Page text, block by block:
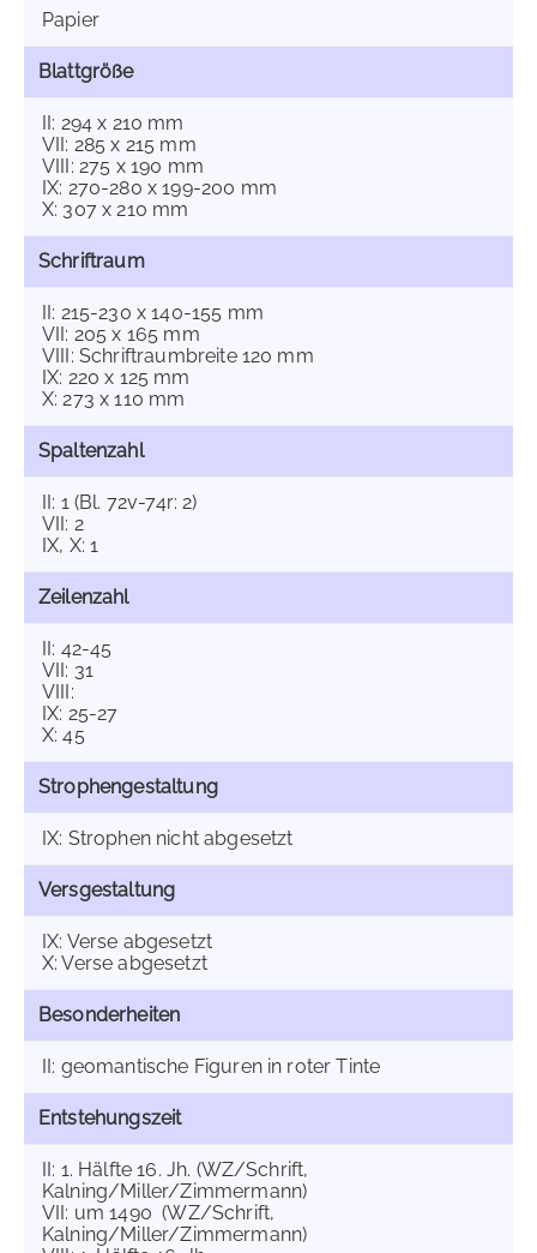
Papier
Blattgröße
II: 294 x 210 mm
VII: 285 x 215 mm
VIII: 275 x 190 mm
IX: 270-280 x 199-200 mm
X: 307 x 210 mm
Schriftraum
II: 215-230 x 140-155 mm
VII: 205 x 165 mm
VIII: Schriftraumbreite 120 mm
IX: 220 x 125 mm
X: 273 x 110 mm
Spaltenzahl
II: 1 (Bl. 72v-74r: 2)
VII: 2
IX, X: 1
Zeilenzahl
II: 42-45
VII: 31
VIII:
IX: 25-27
X: 45
Strophengestaltung
IX: Strophen nicht abgesetzt
Versgestaltung
IX: Verse abgesetzt
X: Verse abgesetzt
Besonderheiten
II: geomantische Figuren in roter Tinte
Entstehungszeit
II: 1. Hälfte 16. Jh. (WZ/Schrift,
Kalning/Miller/Zimmermann)
VII: um 1490 (WZ/Schrift,
Kalning/Miller/Zimmermann)